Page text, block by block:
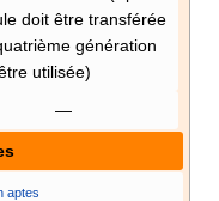
doit être transférée
génération
utilisée)
—
aptes